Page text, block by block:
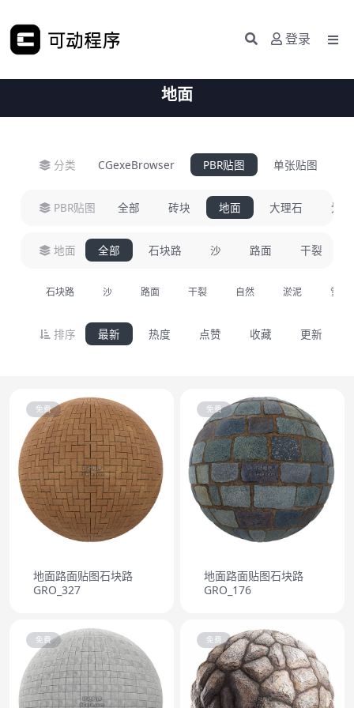
登录
地面
分类 CGexeBrowser PBR贴图 单张贴图
PBR贴图 全部 砖块 地面 大理石 划
地面 全部 石块路 沙 路面 干裂
石块路 沙 路面 干裂 自然 淤泥 雪
排序 最新 热度 点赞 收藏 更新
免费
地面路面贴图石块路
GRO_327
免费
地面路面贴图石块路
GRO_176
免费 免费